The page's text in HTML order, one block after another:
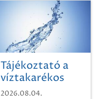
Tájékoztató a
víztakarékos
vízhasználatról
2026.08.04.